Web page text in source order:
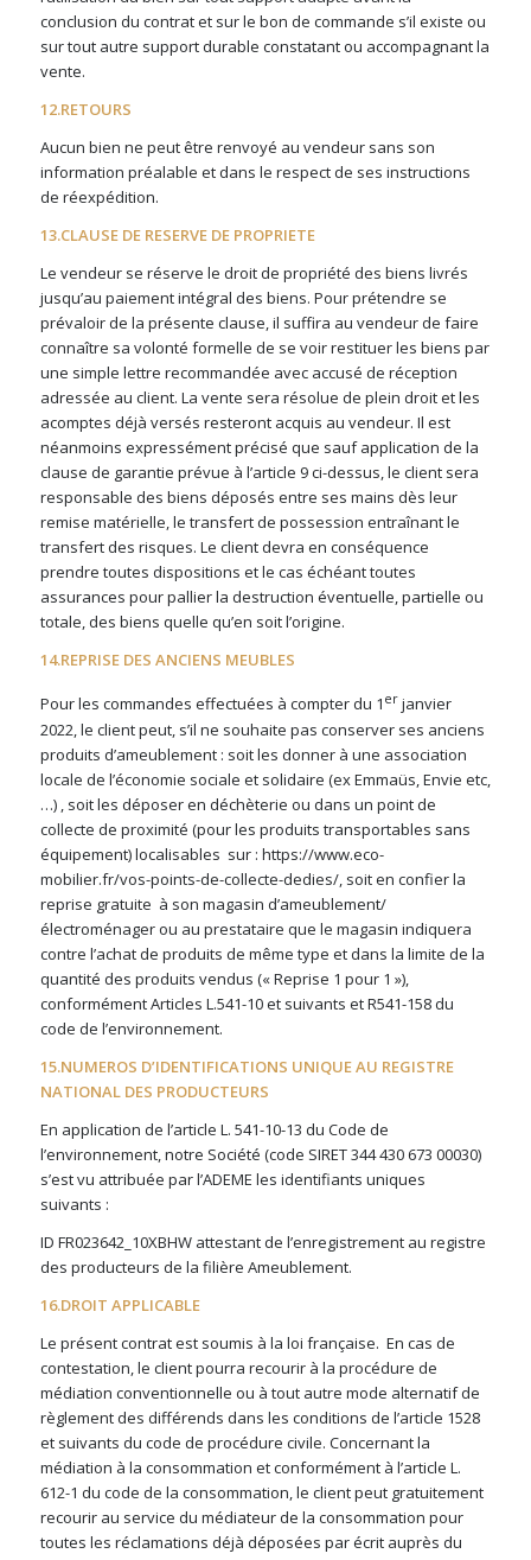
conclusion du contrat et sur le bon de commande s’il existe ou
sur tout autre support durable constatant ou accompagnant la
vente.
12.RETOURS
Aucun bien ne peut être renvoyé au vendeur sans son
information préalable et dans le respect de ses instructions
de réexpédition.
13.CLAUSE DE RESERVE DE PROPRIETE
Le vendeur se réserve le droit de propriété des biens livrés
jusqu’au paiement intégral des biens. Pour prétendre se
prévaloir de la présente clause, il suffira au vendeur de faire
connaître sa volonté formelle de se voir restituer les biens par
une simple lettre recommandée avec accusé de réception
adressée au client. La vente sera résolue de plein droit et les
acomptes déjà versés resteront acquis au vendeur. Il est
néanmoins expressément précisé que sauf application de la
clause de garantie prévue à l’article 9 ci-dessus, le client sera
responsable des biens déposés entre ses mains dès leur
remise matérielle, le transfert de possession entraînant le
transfert des risques. Le client devra en conséquence
prendre toutes dispositions et le cas échéant toutes
assurances pour pallier la destruction éventuelle, partielle ou
totale, des biens quelle qu’en soit l’origine.
14.REPRISE DES ANCIENS MEUBLES
Pour les commandes effectuées à compter du 1 erjanvier
2022, le client peut, s’il ne souhaite pas conserver ses anciens
produits d’ameublement : soit les donner à une association
locale de l’économie sociale et solidaire (ex Emmaüs, Envie etc,
…) , soit les déposer en déchèterie ou dans un point de
collecte de proximité (pour les produits transportables sans
équipement) localisables sur : https://www.eco-
mobilier.fr/vos-points-de-collecte-dedies/, soit en confier la
reprise gratuite à son magasin d’ameublement/
électroménager ou au prestataire que le magasin indiquera
contre l’achat de produits de même type et dans la limite de la
quantité des produits vendus (« Reprise 1 pour 1 »),
conformément Articles L.541-10 et suivants et R541-158 du
code de l’environnement.
15.NUMEROS D’IDENTIFICATIONS UNIQUE AU REGISTRE
NATIONAL DES PRODUCTEURS
En application de l’article L. 541-10-13 du Code de
l’environnement, notre Société (code SIRET 344 430 673 00030)
s’est vu attribuée par l’ADEME les identifiants uniques
suivants :
ID FR023642_10XBHW attestant de l’enregistrement au registre
des producteurs de la filière Ameublement.
16.DROIT APPLICABLE
Le présent contrat est soumis à la loi française. En cas de
contestation, le client pourra recourir à la procédure de
médiation conventionnelle ou à tout autre mode alternatif de
règlement des différends dans les conditions de l’article 1528
et suivants du code de procédure civile. Concernant la
médiation à la consommation et conformément à l’article L.
612-1 du code de la consommation, le client peut gratuitement
recourir au service du médiateur de la consommation pour
toutes les réclamations déjà déposées par écrit auprès du